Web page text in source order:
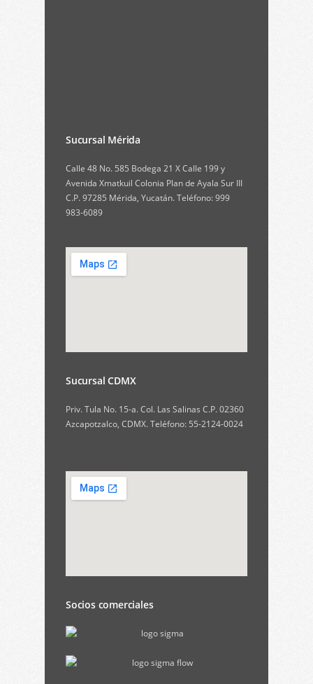
Sucursal Mérida
Calle 48 No. 585 Bodega 21 X Calle 199 y
Avenida Xmatkuil Colonia Plan de Ayala Sur III
C.P. 97285 Mérida, Yucatán. Teléfono: 999
983-6089
Sucursal CDMX
Priv. Tula No. 15-a. Col. Las Salinas C.P. 02360
Azcapotzalco, CDMX. Teléfono: 55-2124-0024
Socios comerciales